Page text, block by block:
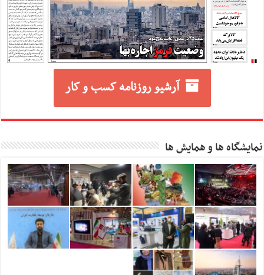
آرشیو روزنامه کسب و کار
نمایشگاه ها و همایش ها